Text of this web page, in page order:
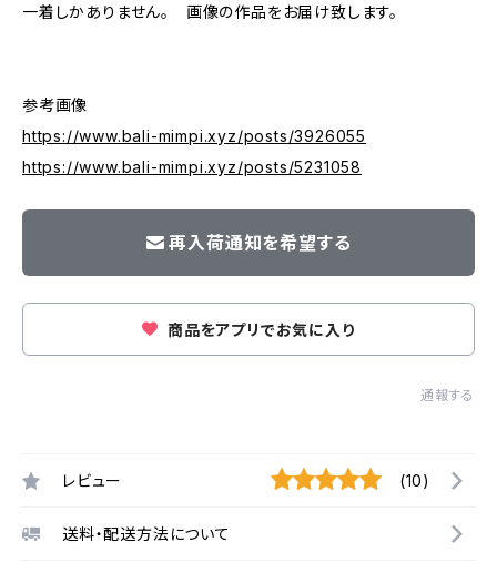
一着しかありません。 画像の作品をお届け致します。
参考画像
https://www.bali-mimpi.xyz/posts/3926055
https://www.bali-mimpi.xyz/posts/5231058
再入荷通知を希望する
商品をアプリでお気に入り
通報する
レビュー (10)
送料・配送方法について